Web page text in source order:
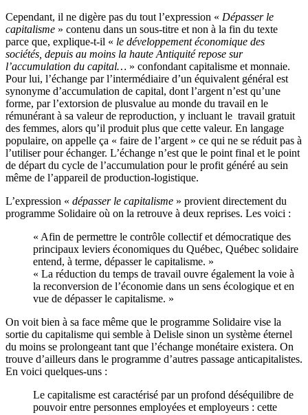
Cependant, il ne digère pas du tout l’expression « Dépasser le
capitalisme » contenu dans un sous-titre et non à la fin du texte
parce que, explique-t-il « le développement économique des
sociétés, depuis au moins la haute Antiquité repose sur
l’accumulation du capital… » confondant capitalisme et monnaie.
Pour lui, l’échange par l’intermédiaire d’un équivalent général est
synonyme d’accumulation de capital, dont l’argent n’est qu’une
forme, par l’extorsion de plusvalue au monde du travail en le
rémunérant à sa valeur de reproduction, y incluant le travail gratuit
des femmes, alors qu’il produit plus que cette valeur. En langage
populaire, on appelle ça « faire de l’argent » ce qui ne se réduit pas à
l’utiliser pour échanger. L’échange n’est que le point final et le point
de départ du cycle de l’accumulation pour le profit généré au sein
même de l’appareil de production-logistique.
L’expression « dépasser le capitalisme » provient directement du
programme Solidaire où on la retrouve à deux reprises. Les voici :
« Afin de permettre le contrôle collectif et démocratique des
principaux leviers économiques du Québec, Québec solidaire
entend, à terme, dépasser le capitalisme. »
« La réduction du temps de travail ouvre également la voie à
la reconversion de l’économie dans un sens écologique et en
vue de dépasser le capitalisme. »
On voit bien à sa face même que le programme Solidaire vise la
sortie du capitalisme qui semble à Delisle sinon un système éternel
du moins se prolongeant tant que l’échange monétaire existera. On
trouve d’ailleurs dans le programme d’autres passage anticapitalistes.
En voici quelques-uns :
Le capitalisme est caractérisé par un profond déséquilibre de
pouvoir entre personnes employées et employeurs : cette